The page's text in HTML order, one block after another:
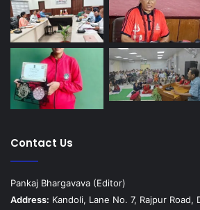
Contact Us
Pankaj Bhargavava (Editor)
Address: Kandoli, Lane No. 7, Rajpur Road,